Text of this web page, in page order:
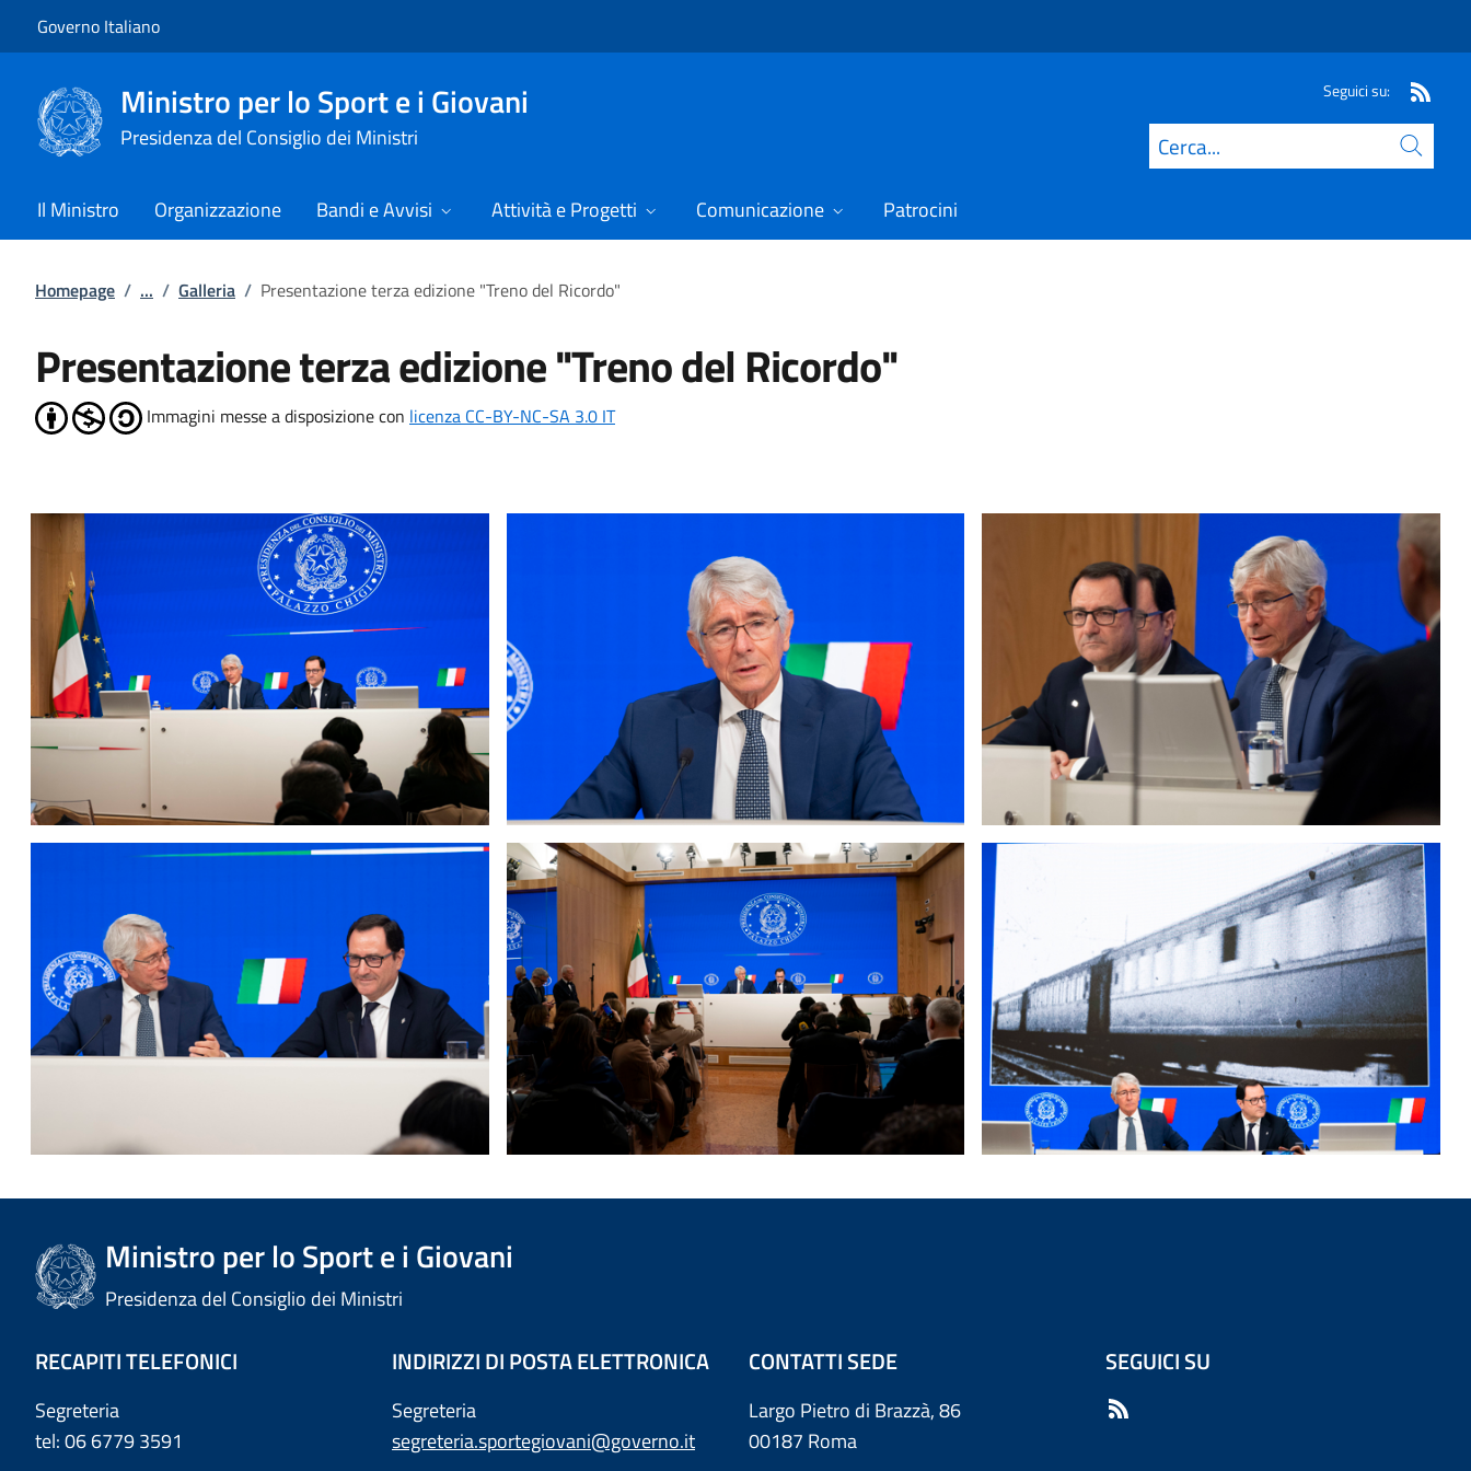
Governo Italiano
Ministro per lo Sport e i Giovani
Presidenza del Consiglio dei Ministri
Seguici su:
Cerca
Il Ministro Organizzazione Bandi e Avvisi Attività e Progetti Comunicazione Patrocini
Homepage / ... / Galleria / Presentazione terza edizione "Treno del Ricordo"
Presentazione terza edizione "Treno del Ricordo"
Immagini messe a disposizione con licenza CC-BY-NC-SA 3.0 IT
Ministro per lo Sport e i Giovani
Presidenza del Consiglio dei Ministri
RECAPITI TELEFONICI
Segreteria
tel: 06 6779 3591
INDIRIZZI DI POSTA ELETTRONICA
Segreteria
segreteria.sportegiovani@governo.it
CONTATTI SEDE
Largo Pietro di Brazzà, 86
00187 Roma
SEGUICI SU